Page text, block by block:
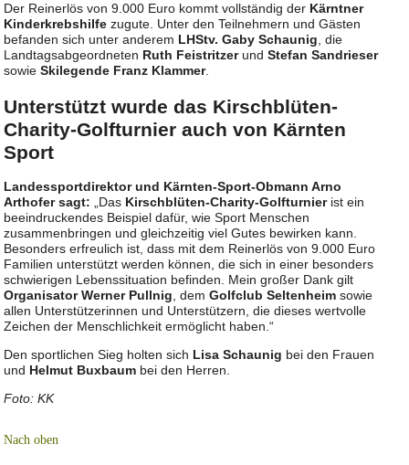
Der Reinerlös von 9.000 Euro kommt vollständig der Kärntner
Kinderkrebshilfe zugute. Unter den Teilnehmern und Gästen
befanden sich unter anderem LHStv. Gaby Schaunig, die
Landtagsabgeordneten Ruth FeistritzerundStefan Sandrieser
sowieSkilegende Franz Klammer.
Unterstützt wurde das Kirschblüten-
Charity-Golfturnier auch von Kärnten
Sport
Landessportdirektor und Kärnten-Sport-Obmann Arno
Arthofer sagt:„Das Kirschblüten-Charity-Golfturnierist ein
beeindruckendes Beispiel dafür, wie Sport Menschen
zusammenbringen und gleichzeitig viel Gutes bewirken kann.
Besonders erfreulich ist, dass mit dem Reinerlös von 9.000 Euro
Familien unterstützt werden können, die sich in einer besonders
schwierigen Lebenssituation befinden. Mein großer Dank gilt
Organisator Werner Pullnig, demGolfclub Seltenheim sowie
allen Unterstützerinnen und Unterstützern, die dieses wertvolle
Zeichen der Menschlichkeit ermöglicht haben.“
Den sportlichen Sieg holten sich Lisa Schaunig bei den Frauen
und Helmut Buxbaum bei den Herren.
Foto: KK
Nach oben